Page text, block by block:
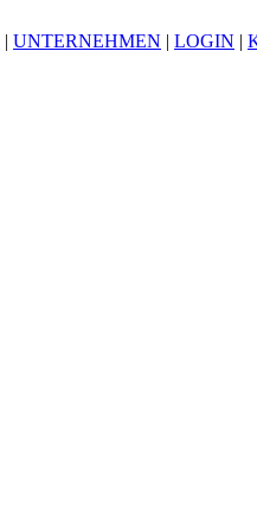
| UNTERNEHMEN | LOGIN |